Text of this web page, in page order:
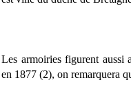
Les armoiries figurent aussi
en 1877 (2), on remarquera